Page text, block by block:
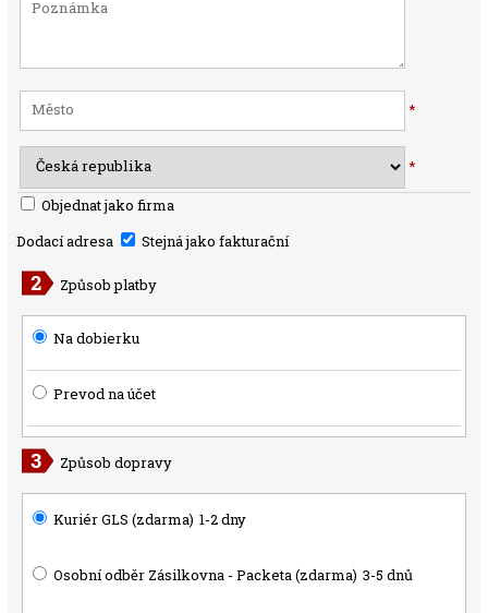
*
*
Objednat jako firma
Dodací adresa
Stejná jako fakturační
Způsob platby
Na dobierku
Prevod na účet
Způsob dopravy
Kuriér GLS (zdarma) 1-2 dny
Osobní odběr Zásilkovna - Packeta (zdarma) 3-5 dnů